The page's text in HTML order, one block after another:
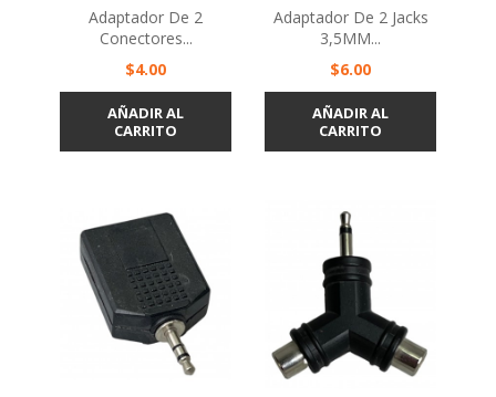
Adaptador De 2
Conectores...
Precio
$4.00
AÑADIR AL
CARRITO
Adaptador De 2 Jacks
3,5MM...
Precio
$6.00
AÑADIR AL
CARRITO